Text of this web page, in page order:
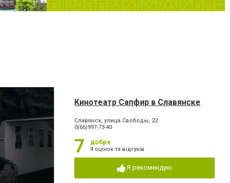
Кинотеатр Сапфир в Славянске
Славянск, улица Свободы, 22
0(66)997-73-40
7 добре
4 оцінок та відгуків
Я рекомендую